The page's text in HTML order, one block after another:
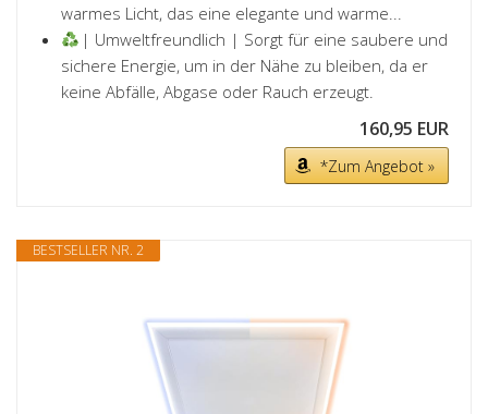
warmes Licht, das eine elegante und warme...
| Umweltfreundlich | Sorgt für eine saubere und
sichere Energie, um in der Nähe zu bleiben, da er
keine Abfälle, Abgase oder Rauch erzeugt.
160,95 EUR
*Zum Angebot »
BESTSELLER NR. 2